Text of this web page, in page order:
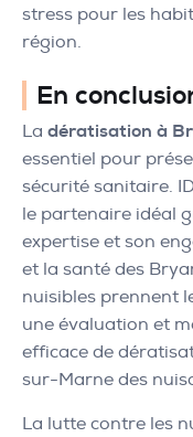
stress pour les
région.
En
La dératisation à
essentiel pour
sécurité sanitaire.
le partenaire idéal
expertise et son
et la santé des
nuisibles prennent
une évaluation et
efficace de
sur-Marne des
La lutte contre les